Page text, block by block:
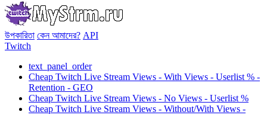
উপকারিতা কেন আমাদের? API
Twitch
text_panel_order
Cheap Twitch Live Stream Views - With Views - Userlist % -
Retention - GEO
Cheap Twitch Live Stream Views - No Views - Userlist %
Cheap Twitch Live Stream Views - Without/With Views -